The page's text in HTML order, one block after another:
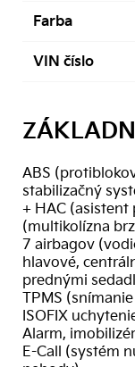
Farba
VIN číslo
ABS
stabilizačný
+ HAC (asistent
(multikolízna
7 airbagov
hlavové,
prednými
TPMS
ISOFIX
Alarm,
E-Call (systém